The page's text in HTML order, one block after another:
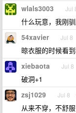
wlals3003 Jul
什么玩意，我刚
54xavier Jul 8
晾衣服的时候看
xiebaota Jul 8
破洞+1
zsj1029 Jul 8
从来不穿，不舒